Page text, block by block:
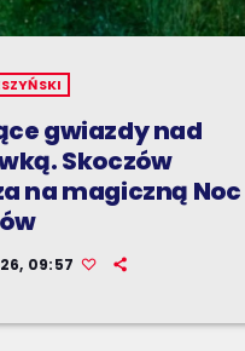
gwiazdy nad
Skoczów
na magiczną Noc
09:57